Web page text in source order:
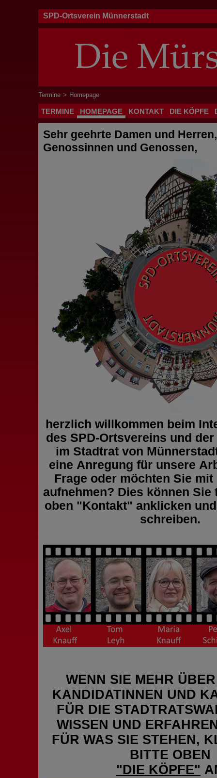
SPD-Ortsverein Münnerstadt
Termine > Homepage
TERMINE HOMEPAGE KONTAKT DIE KÖPFE
Sehr geehrte Damen und
Genossinnen und Genossen,
herzlich willkommen beim
des SPD-Ortsvereins und
im Stadtrat von
eine Anregung für unsere
Frage oder möchten Sie
aufnehmen? Dies können Sie
oben "Kontakt" anklicken und
schreiben.
WENN SIE MEHR
KANDIDATINNEN UND
FÜR DIE
WISSEN UND
FÜR WAS SIE STEHEN,
BITTE OBEN
"DIE KÖPFE"